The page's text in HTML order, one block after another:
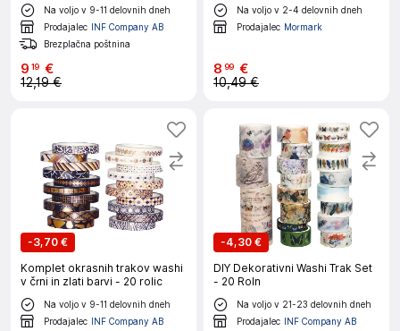
Na voljo v 9-11 delovnih dneh
Prodajalec INF Company AB
Brezplačna poštnina
9 19 €
12,19 €
Na voljo v 2-4 delovnih dneh
Prodajalec Mormark
8 99 €
10,49 €
-3,70 €
Komplet okrasnih trakov washi
v črni in zlati barvi - 20 rolic
Na voljo v 9-11 delovnih dneh
Prodajalec INF Company AB
-4,30 €
DIY Dekorativni Washi Trak Set
- 20 Roln
Na voljo v 21-23 delovnih dneh
Prodajalec INF Company AB